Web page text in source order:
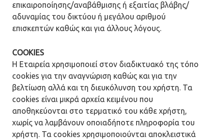
επικαιροποίησης/αναβάθμισης ή εξαιτίας βλάβης/
αδυναμίας του δικτύου ή μεγάλου αριθμού
επισκεπτών καθώς και για άλλους λόγους.
COOKIES
Η Εταιρεία χρησιμοποιεί στον διαδικτυακό της τόπο
cookies για την αναγνώριση καθώς και για την
βελτίωση αλλά και τη διευκόλυνση του χρήστη. Τα
cookies είναι μικρά αρχεία κειμένου που
αποθηκεύονται στο τερματικό του κάθε χρήστη,
χωρίς να λαμβάνουν οποιαδήποτε πληροφορία του
χρήστη. Τα cookies χρησιμοποιούνται αποκλειστικά